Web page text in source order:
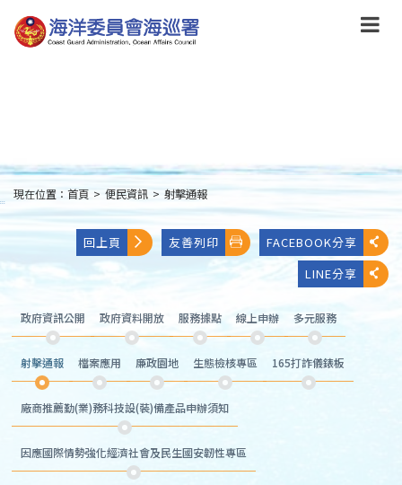
到
主
:::
現在位置： 首頁 > 便民資訊 > 射擊通報
回上頁 友善列印
FACEBOOK分享
LINE分享
政府資訊公開 政府資料開放 服務據點 線上申辦 多元服務
射擊通報 檔案應用 廉政園地 生態檢核專區 165打詐儀錶板
廠商推薦勤(業)務科技設(裝)備產品申辦須知
因應國際情勢強化經濟社會及民生國安韌性專區